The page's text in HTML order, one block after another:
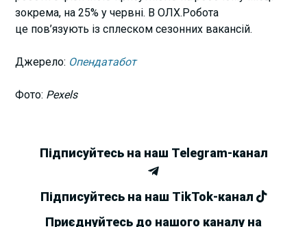
зокрема, на 25% у червні. В ОЛХ.Робота
це пов’язують із сплеском сезонних вакансій.
Джерело: Опендатабот
Фото: Pexels
Підписуйтесь на наш Telegram-канал
Підписуйтесь на наш TikTok-канал
Приєднуйтесь до нашого каналу на